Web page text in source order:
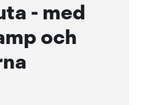
- med
och